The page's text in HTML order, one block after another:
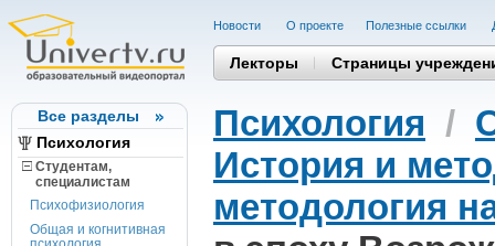
Все разделы
Психология
Студентам,
cпециалистам
Психофизиология
Общая и когнитивная
Новости О проекте Полезные cсылки
Лекторы Страницы
Психология /
История и
методология